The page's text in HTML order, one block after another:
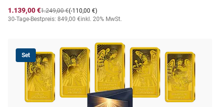
1.139,00 €
(-110,00 €)
1.249,00 €
30-Tage-Bestpreis: 849,00 €inkl. 20% MwSt.
Set